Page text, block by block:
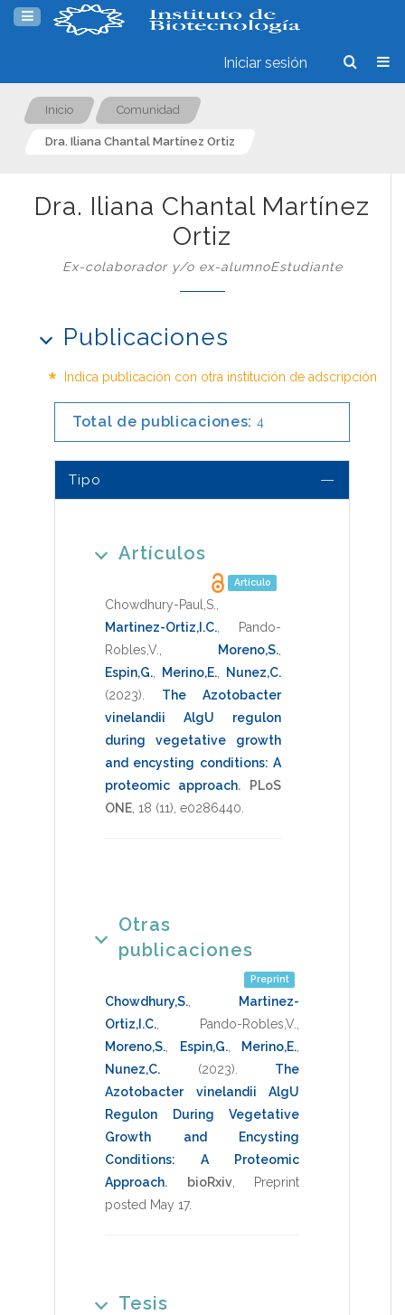
Iniciar sesión
Inicio Comunidad
Dra. Iliana Chantal Martínez Ortiz
Dra. Iliana Chantal Martínez
Ortiz
Ex-colaborador y/o ex-alumnoEstudiante
Publicaciones
* Indica publicación con otra institución de adscripción
Total de publicaciones: 4
Tipo
Artículos
Artículo
Chowdhury-Paul,S.
Martinez-Ortiz,I.C.
Pando-
Robles,V.
Moreno,S.
Espin,G.
Merino,E.
Nunez,C.
(2023)
The Azotobacter
vinelandii AlgU regulon
during vegetative growth
and encysting conditions: A
proteomic approach.
PLoS
ONE 18 (11), e0286440
Otras
publicaciones
Preprint
Chowdhury,S.
Martinez-
Ortiz,I.C.
Pando-Robles,V.
Moreno,S.
Espin,G., Merino,E.
Nunez,C.
(2023)
The
Azotobacter vinelandii AlgU
Regulon During Vegetative
Growth and Encysting
Conditions: A Proteomic
Approach. bioRxiv, Preprint
posted May 17.
Tesis